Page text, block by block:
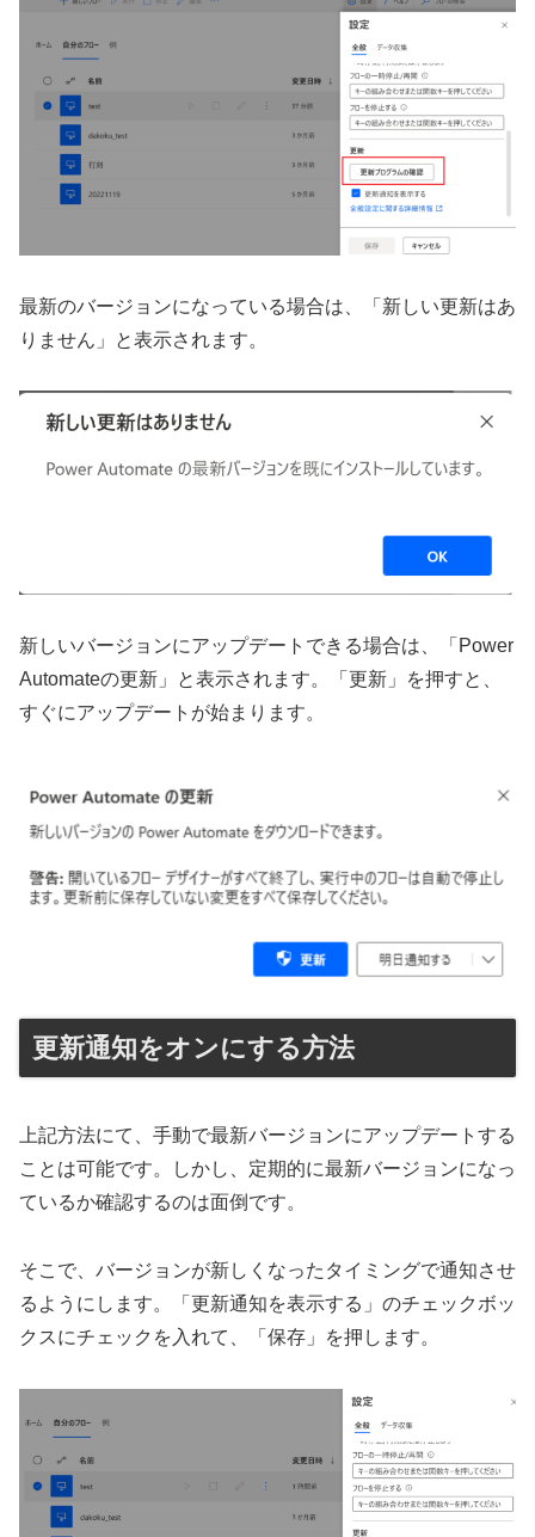
最新のバージョンになっている場合は、「新しい更新はあ
りません」と表示されます。
新しいバージョンにアップデートできる場合は、「Power
Automateの更新」と表示されます。「更新」を押すと、
すぐにアップデートが始まります。
更新通知をオンにする方法
上記方法にて、手動で最新バージョンにアップデートする
ことは可能です。しかし、定期的に最新バージョンになっ
ているか確認するのは面倒です。
そこで、バージョンが新しくなったタイミングで通知させ
るようにします。「更新通知を表示する」のチェックボッ
クスにチェックを入れて、「保存」を押します。